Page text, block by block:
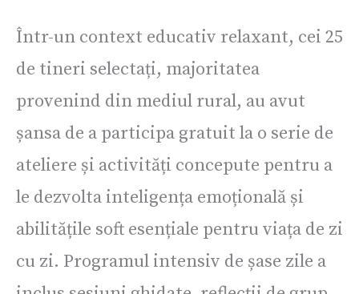
Într-un context educativ relaxant, cei 25
de tineri selectați, majoritatea
provenind din mediul rural, au avut
șansa de a participa gratuit la o serie de
ateliere și activități concepute pentru a
le dezvolta inteligența emoțională și
abilitățile soft esențiale pentru viața de zi
cu zi. Programul intensiv de șase zile a